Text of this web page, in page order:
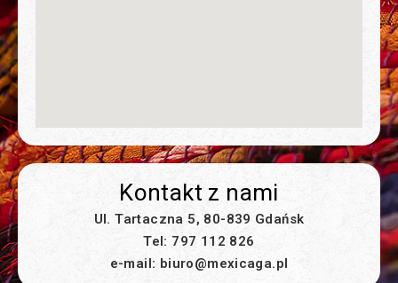
Kontakt z nami
Ul. Tartaczna 5, 80-839 Gdańsk
Tel: 797 112 826
e-mail: biuro@mexicaga.pl